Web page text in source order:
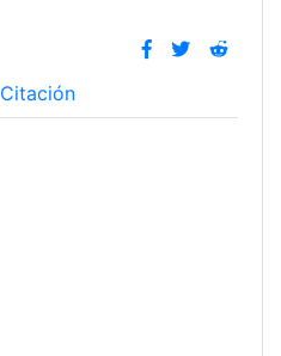
Citación